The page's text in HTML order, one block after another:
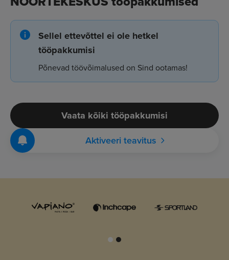
Sellel ettevõttel ei ole hetkel
tööpakkumisi
Põnevad töövõimalused on Sind ootamas!
Vaata kõiki tööpakkumisi
Aktiveeri teavitus